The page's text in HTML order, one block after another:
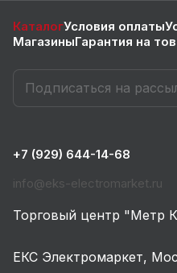
КаталогУсловия оплаты
МагазиныГарантия на
+7 (929) 644-14-68
info@eks-electromarket.ru
Торговый центр "Метр
ЕКС Электромаркет,